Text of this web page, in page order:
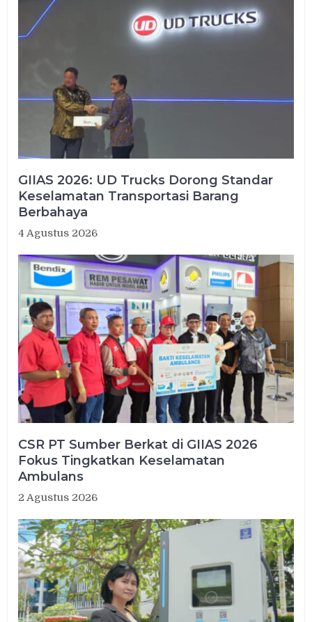
GIIAS 2026: UD Trucks Dorong Standar
Keselamatan Transportasi Barang
Berbahaya
4 Agustus 2026
CSR PT Sumber Berkat di GIIAS 2026
Fokus Tingkatkan Keselamatan
Ambulans
2 Agustus 2026